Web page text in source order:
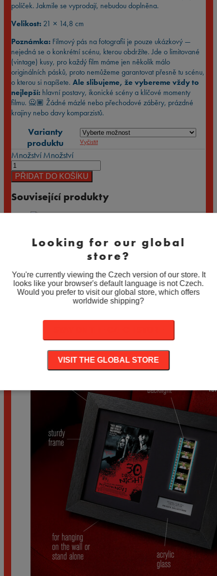
políček. Jakmile se vyprodají, nebudou doplněna.
Velikost: 21 × 14,8 cm
Poznámka: Filmový pás na fotografii je pouze ukázkový —
nejedná se o konkrétní scénu, kterou obdržíte. Jde o limitované
(vintage) kusy, pro každý film máme jen několik málo
originálních pásků, proto nemůžeme garantovat přesně tu scénu,
o kterou si napíšete. Ale slibujeme, že vybereme vždy to
nejlepší: hlavní postavy, ikonické scény a klíčové momenty
filmu. 🙅🏾 Žádné mázlé nebo přechodové záběry, prázdné
krajiny nebo davy komparzistů.
Varianty
produktu
Vyčistit
MnožstvíMnožství
PŘIDAT DO KOŠÍKU
Související produkty
890Kč– 1.890 KčRozpětí
cen:
až
1.890 Kč
2012 (2009)
890Kč – 1.890KčRozpětí
cen:
cen:
890 Kč
až
1.890 Kč
Looking for our global
store?
You're currently viewing the Czech version of our store. It
looks like your browser's default language is not Czech.
Would you prefer to visit our global store, which offers
worldwide shipping?
VISIT THE GLOBAL STORE